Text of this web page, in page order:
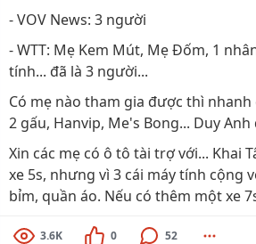
- VOV News: 3 người
- WTT: Mẹ Kem Mút, Mẹ Đốm, 1
tính... đã là 3 người...
Có mẹ nào tham gia được thì
2 gấu, Hanvip, Me's Bong... Duy
Xin các mẹ có ô tô tài trợ với... Khai
xe 5s, nhưng vì 3 cái máy tính cộng
bỉm, quần áo. Nếu có thêm một xe
3.6K 0 52